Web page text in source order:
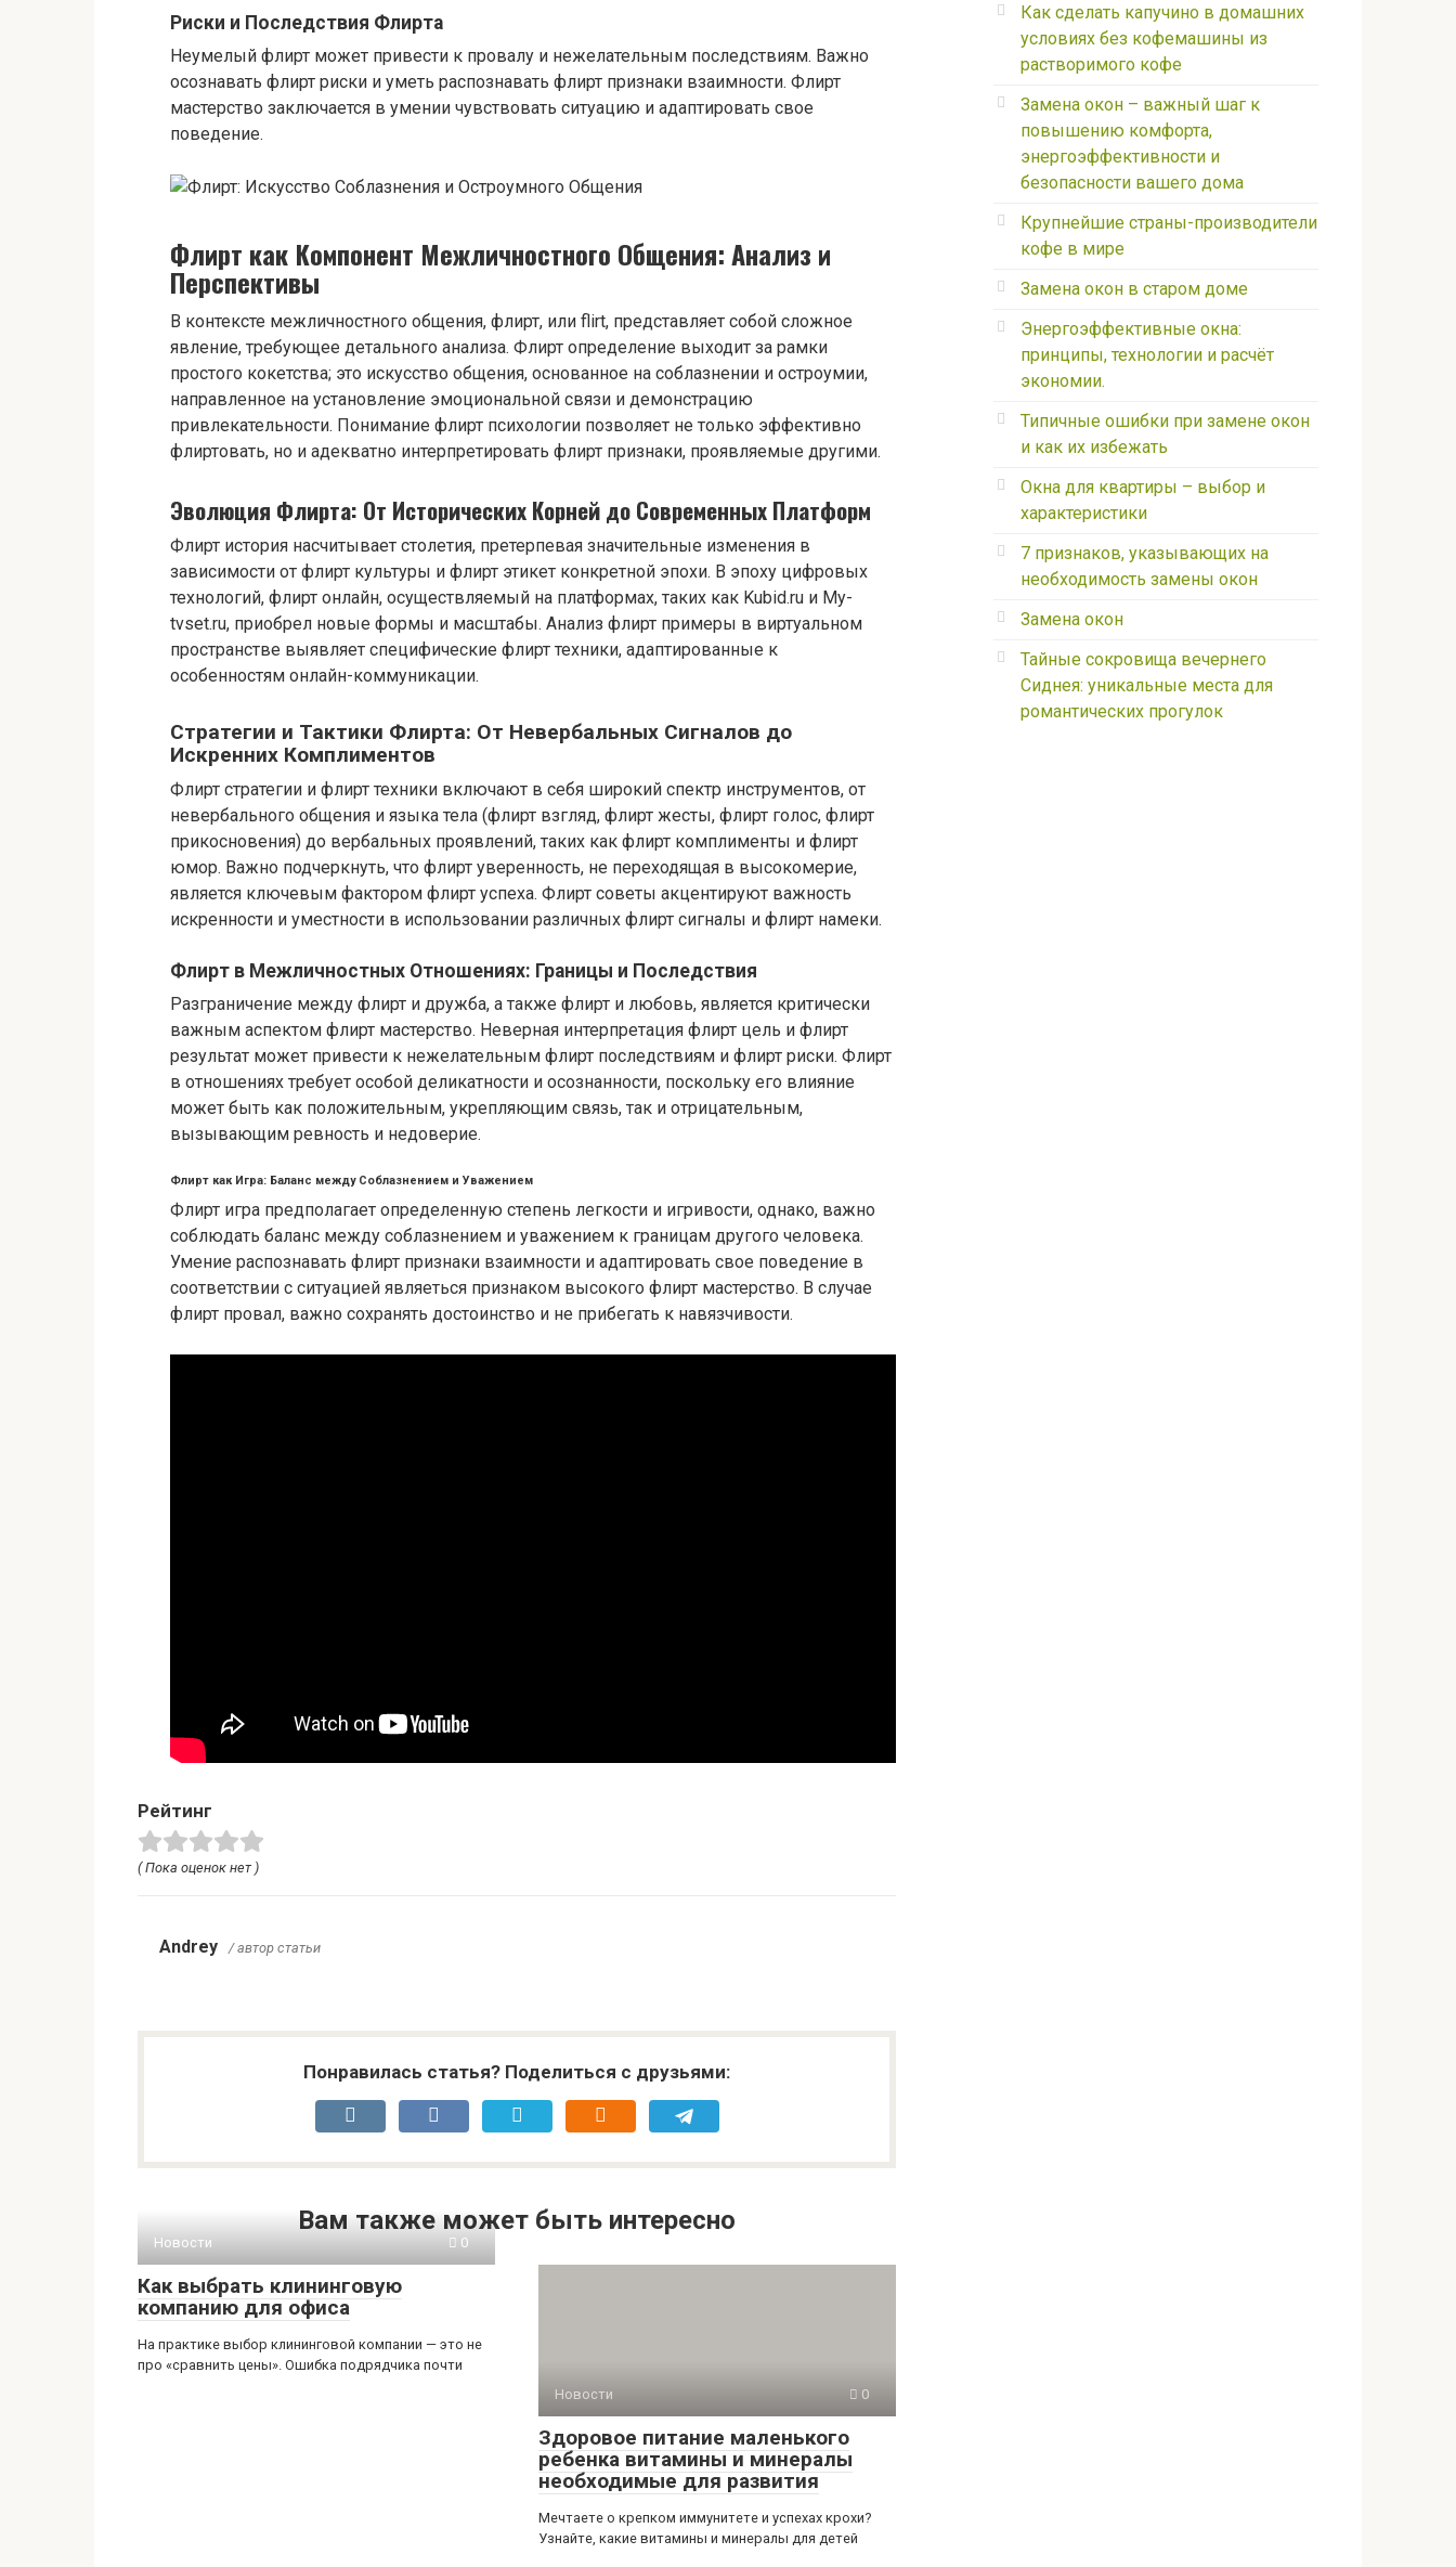
Риски и Последствия Флирта
Неумелый флирт может привести к провалу и нежелательным последствиям. Важно
осознавать флирт риски и уметь распознавать флирт признаки взаимности. Флирт
мастерство заключается в умении чувствовать ситуацию и адаптировать свое
поведение.
Флирт как Компонент Межличностного Общения: Анализ и
Перспективы
В контексте межличностного общения, флирт, или flirt, представляет собой сложное
явление, требующее детального анализа. Флирт определение выходит за рамки
простого кокетства; это искусство общения, основанное на соблазнении и остроумии,
направленное на установление эмоциональной связи и демонстрацию
привлекательности. Понимание флирт психологии позволяет не только эффективно
флиртовать, но и адекватно интерпретировать флирт признаки, проявляемые другими.
Эволюция Флирта: От Исторических Корней до Современных Платформ
Флирт история насчитывает столетия, претерпевая значительные изменения в
зависимости от флирт культуры и флирт этикет конкретной эпохи. В эпоху цифровых
технологий, флирт онлайн, осуществляемый на платформах, таких как Kubid.ru и My-
tvset.ru, приобрел новые формы и масштабы. Анализ флирт примеры в виртуальном
пространстве выявляет специфические флирт техники, адаптированные к
особенностям онлайн-коммуникации.
Стратегии и Тактики Флирта: От Невербальных Сигналов до
Искренних Комплиментов
Флирт стратегии и флирт техники включают в себя широкий спектр инструментов, от
невербального общения и языка тела (флирт взгляд, флирт жесты, флирт голос, флирт
прикосновения) до вербальных проявлений, таких как флирт комплименты и флирт
юмор. Важно подчеркнуть, что флирт уверенность, не переходящая в высокомерие,
является ключевым фактором флирт успеха. Флирт советы акцентируют важность
искренности и уместности в использовании различных флирт сигналы и флирт намеки.
Флирт в Межличностных Отношениях: Границы и Последствия
Разграничение между флирт и дружба, а также флирт и любовь, является критически
важным аспектом флирт мастерство. Неверная интерпретация флирт цель и флирт
результат может привести к нежелательным флирт последствиям и флирт риски. Флирт
в отношениях требует особой деликатности и осознанности, поскольку его влияние
может быть как положительным, укрепляющим связь, так и отрицательным,
вызывающим ревность и недоверие.
Флирт как Игра: Баланс между Соблазнением и Уважением
Флирт игра предполагает определенную степень легкости и игривости, однако, важно
соблюдать баланс между соблазнением и уважением к границам другого человека.
Умение распознавать флирт признаки взаимности и адаптировать свое поведение в
соответствии с ситуацией являеться признаком высокого флирт мастерство. В случае
флирт провал, важно сохранять достоинство и не прибегать к навязчивости.
Рейтинг
( Пока оценок нет )
Andrey / автор статьи
Понравилась статья? Поделиться с друзьями:
Вам также может быть интересно
Новости 0
Как выбрать клининговую
компанию для офиса
На практике выбор клининговой компании — это не
про «сравнить цены». Ошибка подрядчика почти
Новости
0
Здоровое питание маленького
ребенка витамины и минералы
необходимые для развития
Мечтаете о крепком иммунитете и успехах крохи?
Узнайте, какие витамины и минералы для детей
Как сделать капучино в домашних
условиях без кофемашины из
растворимого кофе
Замена окон – важный шаг к
повышению комфорта,
энергоэффективности и
безопасности вашего дома
Крупнейшие страны-производители
кофе в мире
Замена окон в старом доме
Энергоэффективные окна:
принципы, технологии и расчёт
экономии.
Типичные ошибки при замене окон
и как их избежать
Окна для квартиры – выбор и
характеристики
7 признаков, указывающих на
необходимость замены окон
Замена окон
Тайные сокровища вечернего
Сиднея: уникальные места для
романтических прогулок